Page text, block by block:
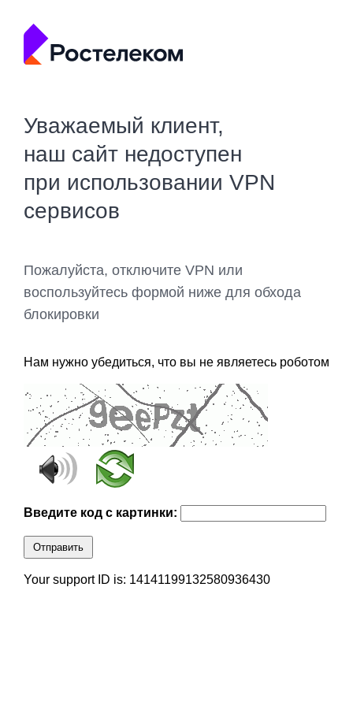
Уважаемый клиент,
наш сайт недоступен
при использовании VPN
сервисов
Пожалуйста, отключите VPN или
воспользуйтесь формой ниже для обхода
блокировки
Нам нужно убедиться, что вы не являетесь роботом
Введите код с картинки:
Отправить
Your support ID is: 14141199132580936430